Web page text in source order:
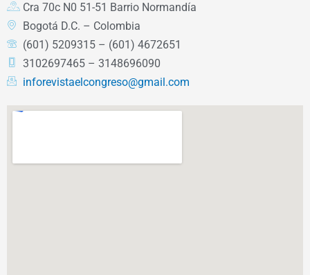
Cra 70c N0 51-51 Barrio Normandía
Bogotá D.C. – Colombia
(601) 5209315 – (601) 4672651
3102697465 – 3148696090
inforevistaelcongreso@gmail.com